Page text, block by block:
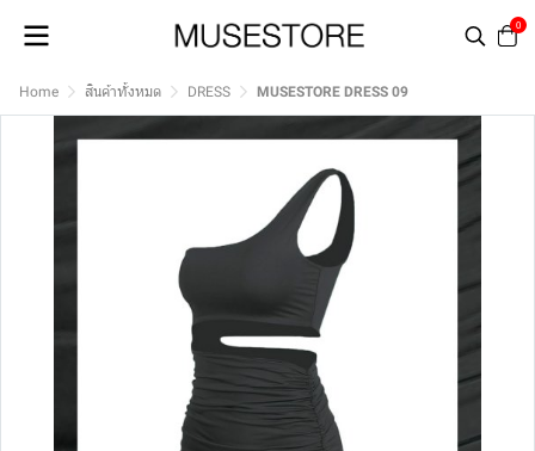
0
Home สินค้าทั้งหมด DRESS MUSESTORE DRESS 09